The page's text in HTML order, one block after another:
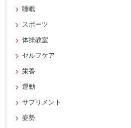
睡眠
スポーツ
体操教室
セルフケア
栄養
運動
サプリメント
姿勢